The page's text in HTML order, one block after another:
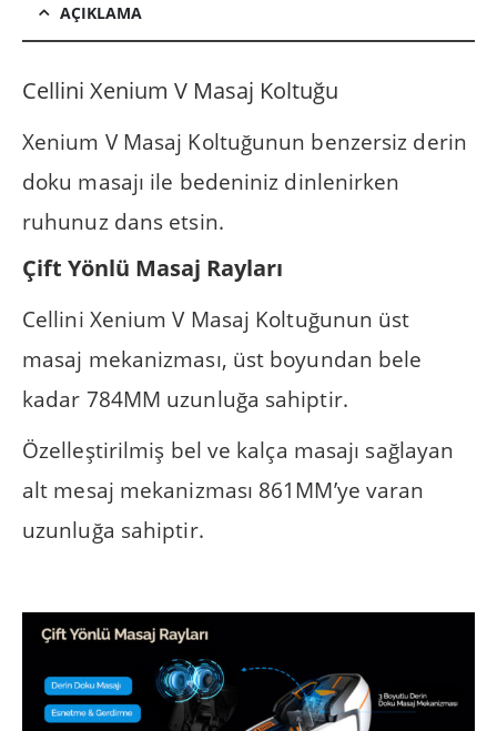
AÇIKLAMA
Cellini Xenium V Masaj Koltuğu
Xenium V Masaj Koltuğunun benzersiz derin
doku masajı ile bedeniniz dinlenirken
ruhunuz dans etsin.
Çift Yönlü Masaj Rayları
Cellini Xenium V Masaj Koltuğunun üst
masaj mekanizması, üst boyundan bele
kadar 784MM uzunluğa sahiptir.
Özelleştirilmiş bel ve kalça masajı sağlayan
alt mesaj mekanizması 861MM’ye varan
uzunluğa sahiptir.